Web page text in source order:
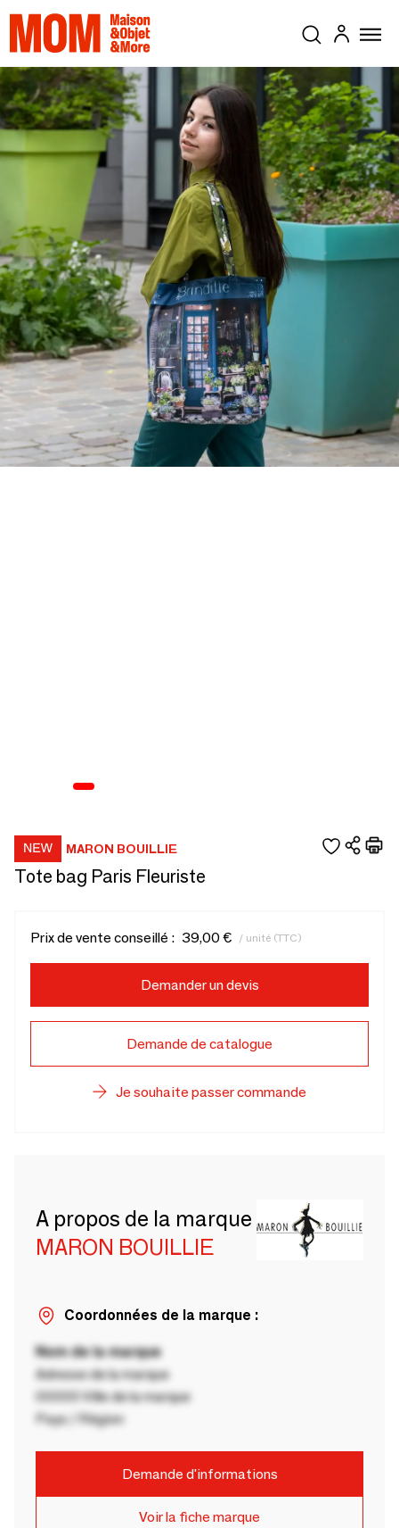
MARON BOUILLIE
Tote bag Paris Fleuriste
Prix de vente conseillé : 39,00 € / unité (TTC)
Demander un devis
Demande de catalogue
Je souhaite passer commande
A propos de la marque
MARON BOUILLIE
Coordonnées de la marque :
Nom de la marque
Adresse de la marque
00000 Ville de la marque
Pays / Région
Demande d'informations
Voir la fiche marque